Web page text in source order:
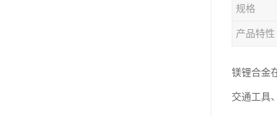
规格
产品特性
镁锂合金
交通工具